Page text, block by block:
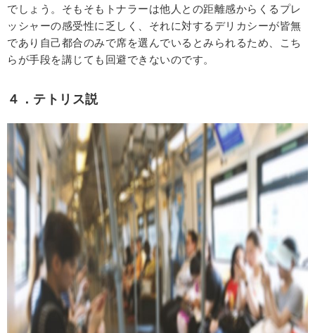
でしょう。そもそもトナラーは他人との距離感からくるプレ
ッシャーの感受性に乏しく、それに対するデリカシーが皆無
であり自己都合のみで席を選んでいるとみられるため、こち
らが手段を講じても回避できないのです。
４．テトリス説